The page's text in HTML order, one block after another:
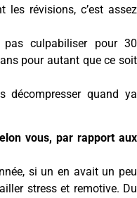
les révisions, c’est assez
culpabiliser pour 30
pour autant que ce soit
décompresser quand ya
vous, par rapport aux
si un en avait un peu
stress et remotive. Du